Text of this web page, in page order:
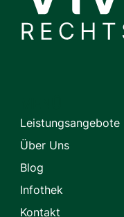
Leistungsangebote
Über Uns
Blog
Infothek
Kontakt